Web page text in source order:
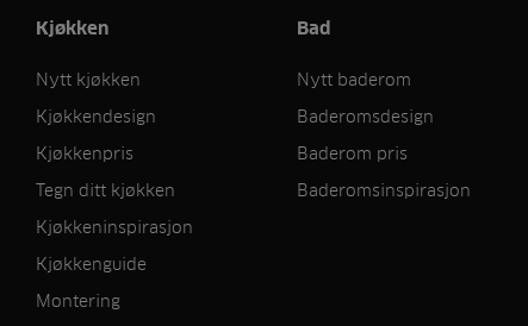
Kjøkken
Nytt kjøkken
Kjøkkendesign
Kjøkkenpris
Tegn ditt kjøkken
Kjøkkeninspirasjon
Kjøkkenguide
Montering
Bad
Nytt baderom
Baderomsdesign
Baderom pris
Baderomsinspirasjon